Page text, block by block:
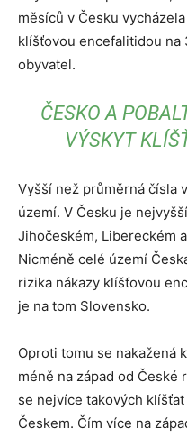
měsíců v Česku
klíšťovou encefalitidou na
obyvatel.
ČESKO A
VÝSKYT
Vyšší než průměrná čísla
území. V Česku je
Jihočeském, Libereckém
Nicméně celé území
rizika nákazy klíšťovou
je na tom Slovensko.
Oproti tomu se nakažená
méně na západ od České
se nejvíce takových
Českem. Čím více na